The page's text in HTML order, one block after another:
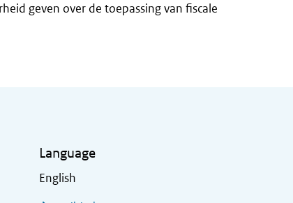
geven over de toepassing van fiscale
Language
English